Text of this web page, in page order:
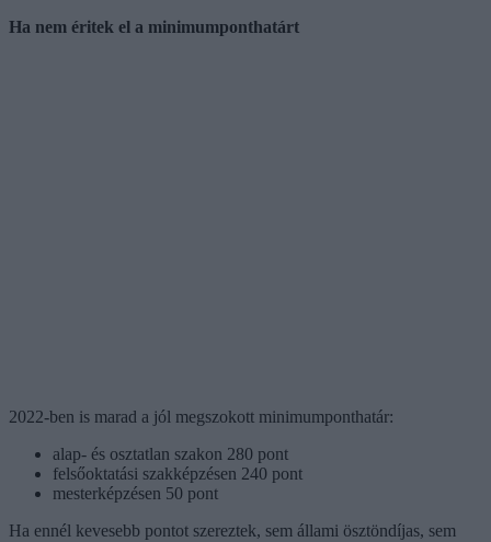
Ha nem éritek el a minimumponthatárt
2022-ben is marad a jól megszokott minimumponthatár:
alap- és osztatlan szakon 280 pont
felsőoktatási szakképzésen 240 pont
mesterképzésen 50 pont
Ha ennél kevesebb pontot szereztek, sem állami ösztöndíjas, sem